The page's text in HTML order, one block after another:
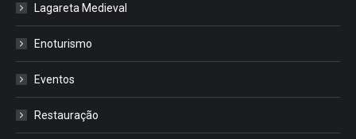
Lagareta Medieval
Enoturismo
Eventos
Restauração